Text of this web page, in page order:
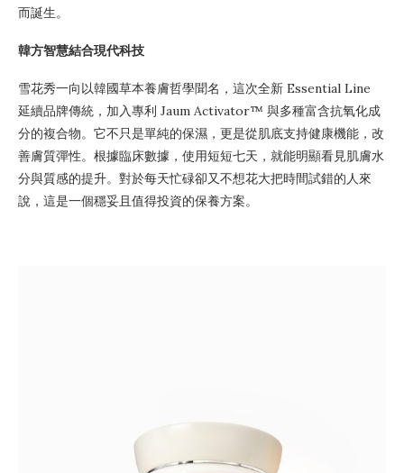
而誕生。
韓方智慧結合現代科技
雪花秀一向以韓國草本養膚哲學聞名，這次全新 Essential Line
延續品牌傳統，加入專利 Jaum Activator™ 與多種富含抗氧化成
分的複合物。它不只是單純的保濕，更是從肌底支持健康機能，改
善膚質彈性。根據臨床數據，使用短短七天，就能明顯看見肌膚水
分與質感的提升。對於每天忙碌卻又不想花大把時間試錯的人來
說，這是一個穩妥且值得投資的保養方案。